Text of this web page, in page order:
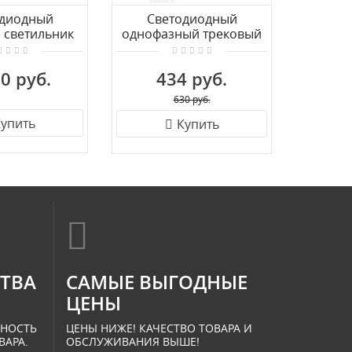
CL01T070
руб.
Светодиодный
однофазный трековый
светильник Crystal Lux
434 руб.
630 руб.
Купить
САМЫЕ ВЫГОДНЫЕ
ЦЕНЫ
ЦЕНЫ НИЖЕ! КАЧЕСТВО ТОВАРА И
ОБСЛУЖИВАНИЯ ВЫШЕ!